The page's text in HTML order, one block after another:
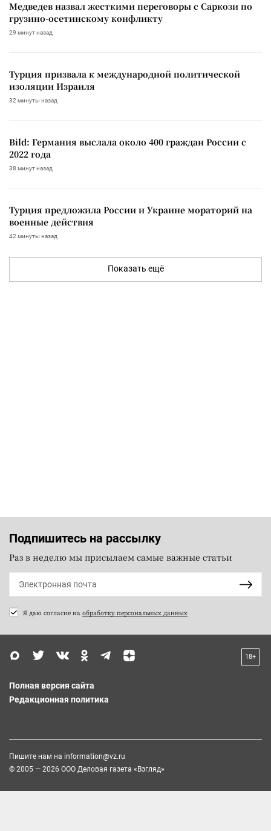
Медведев назвал жесткими переговоры с Саркози по
грузино-осетинскому конфликту
29 минут назад
Турция призвала к международной политической
изоляции Израиля
32 минуты назад
Bild: Германия выслала около 400 граждан России с
2022 года
38 минут назад
Турция предложила России и Украине мораторий на
военные действия
42 минуты назад
Показать ещё
Подпишитесь на рассылку
Раз в неделю мы присылаем самые важные статьи
Я даю согласие на обработку персональных данных
18+
Полная версия сайта
Редакционная политика
Пишите нам на information@vz.ru
© 2005 — 2026 ООО Деловая газета «Взгляд»